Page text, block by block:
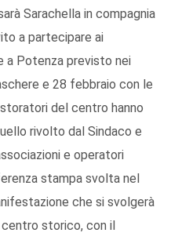
Sarachella in compagnia
a partecipare ai
a Potenza previsto nei
e 28 febbraio con le
del centro hanno
rivolto dal Sindaco e
e operatori
stampa svolta nel
che si svolgerà
storico, con il